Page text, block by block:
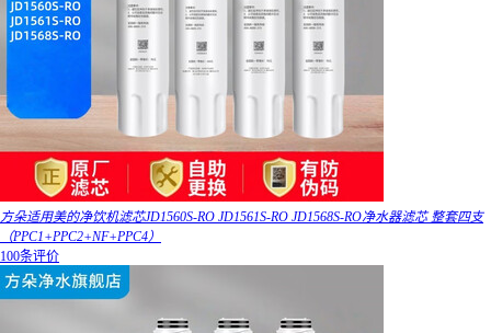
方朵适用美的净饮机滤芯JD1560S-RO JD1561S-RO JD1568S-RO净水器滤芯 整套四支
（PPC1+PPC2+NF+PPC4）
100条评价